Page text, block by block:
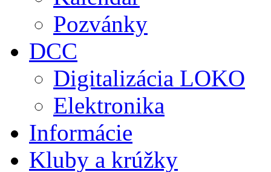
Pozvánky
DCC
Digitalizácia LOKO
Elektronika
Informácie
Kluby a krúžky